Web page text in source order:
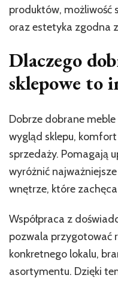
produktów, możliwość
oraz estetyka zgodna
Dlaczego
sklepowe to
Dobrze dobrane
wygląd sklepu,
sprzedaży. Pomagają
wyróżnić
wnętrze, które
Współpraca z
pozwala przygotować
konkretnego lokalu,
asortymentu. Dzięki